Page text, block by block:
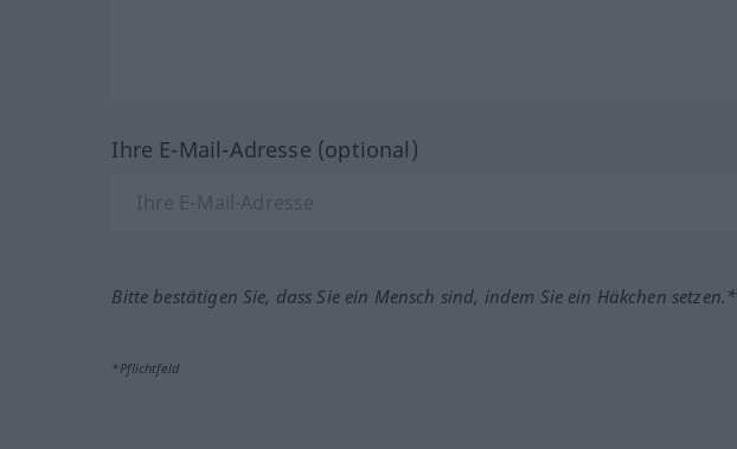
Ihre E-Mail-Adresse (optional)
Bitte bestätigen Sie, dass Sie ein Mensch sind, indem Sie ein Häkchen setzen.*
*Pflichtfeld